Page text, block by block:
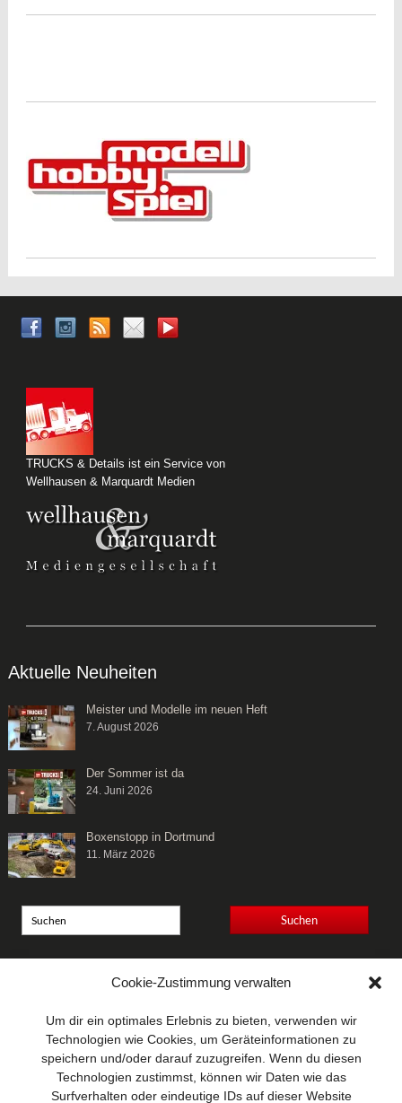
Cookie-Zustimmung verwalten
Um dir ein optimales Erlebnis zu bieten, verwenden wir
Technologien wie Cookies, um Geräteinformationen zu
speichern und/oder darauf zuzugreifen. Wenn du diesen
Technologien zustimmst, können wir Daten wie das
Surfverhalten oder eindeutige IDs auf dieser Website
TRUCKS & Details ist ein Service von
Wellhausen & Marquardt Medien
Aktuelle Neuheiten
Meister und Modelle im neuen Heft
7. August 2026
Der Sommer ist da
24. Juni 2026
Boxenstopp in Dortmund
11. März 2026
Mediengesellschaft bR
Mundsburger Damm 6
22087 Hamburg
Kontakt